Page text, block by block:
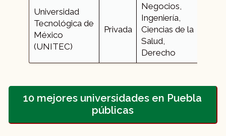
Universidad
Tecnológica de
México
(UNITEC)
Privada
Negocios,
Ingeniería,
Ciencias de la
Salud,
Derecho
10 mejores universidades en Puebla
públicas